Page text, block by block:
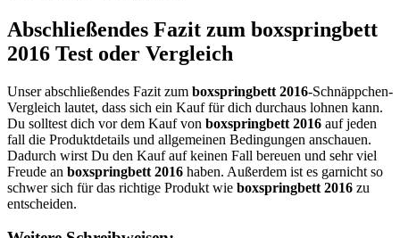
Abschließendes Fazit zum boxspringbett
2016 Test oder Vergleich
Unser abschließendes Fazit zum boxspringbett 2016-Schnäppchen-
Vergleich lautet, dass sich ein Kauf für dich durchaus lohnen kann.
Du solltest dich vor dem Kauf von boxspringbett 2016 auf jeden
fall die Produktdetails und allgemeinen Bedingungen anschauen.
Dadurch wirst Du den Kauf auf keinen Fall bereuen und sehr viel
Freude an boxspringbett 2016 haben. Außerdem ist es garnicht so
schwer sich für das richtige Produkt wie boxspringbett 2016 zu
entscheiden.